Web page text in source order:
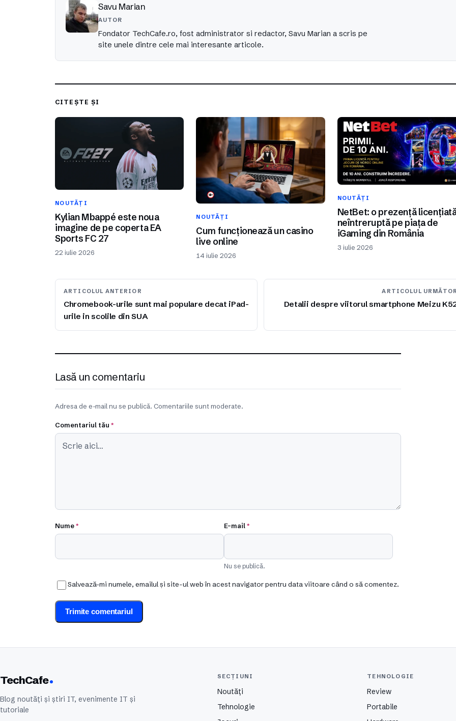
Savu Marian
AUTOR
Fondator TechCafe.ro, fost administrator si redactor, Savu Marian a scris pe
site unele dintre cele mai interesante articole.
CITEȘTE ȘI
NOUTĂȚI
Kylian Mbappé este noua
imagine de pe coperta EA
Sports FC 27
22 iulie 2026
NOUTĂȚI
Cum funcționează un casino
live online
14 iulie 2026
NOUTĂȚI
NetBet: o prezență
neîntreruptă pe piața de
iGaming din România
3 iulie 2026
ARTICOLUL ANTERIOR
Chromebook-urile sunt mai populare decat iPad-
urile in scolile din SUA
ARTICOLUL
Detalii despre viitorul smartphone Meizu
Lasă un comentariu
Adresa de e-mail nu se publică. Comentariile sunt moderate.
Comentariul tău *
Nume* E-mail*
Nu se publică.
Salvează-mi numele, emailul și site-ul web în acest navigator pentru data viitoare când o să comentez.
TechCafe
Blog noutăți și știri IT, evenimente IT și
tutoriale
SECȚIUNI
Noutăți
Tehnologie
TEHNOLOGIE
Review
Portabile